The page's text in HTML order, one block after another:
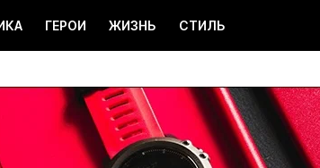
ГЕРОИ ЖИЗНЬ СТИЛЬ